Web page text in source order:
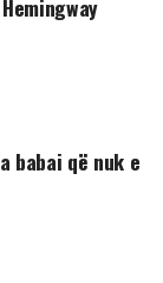
babai që nuk e